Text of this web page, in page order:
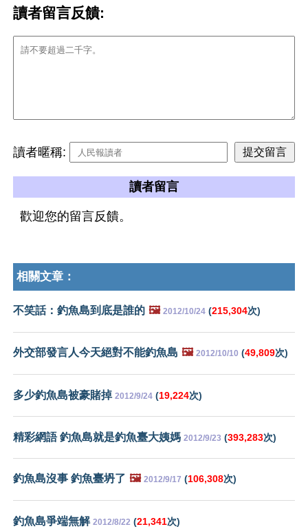
讀者留言反饋:
讀者暱稱:
讀者留言
歡迎您的留言反饋。
相關文章：
不笑話：釣魚島到底是誰的 🖼️ 2012/10/24 (215,304次)
外交部發言人今天絕對不能釣魚島 🖼️ 2012/10/10 (49,809次)
多少釣魚島被豪賭掉 2012/9/24 (19,224次)
精彩網語 釣魚島就是釣魚臺大姨媽 2012/9/23 (393,283次)
釣魚島沒事 釣魚臺坍了 🖼️ 2012/9/17 (106,308次)
釣魚島爭端無解 2012/8/22 (21,341次)